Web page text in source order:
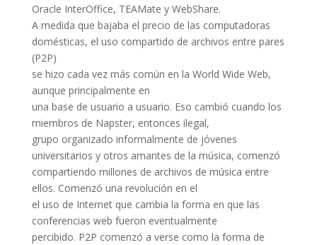
Oracle InterOffice, TEAMate y WebShare.
A medida que bajaba el precio de las computadoras
domésticas, el uso compartido de archivos entre pares
(P2P)
se hizo cada vez más común en la World Wide Web,
aunque principalmente en
una base de usuario a usuario. Eso cambió cuando los
miembros de Napster, entonces ilegal,
grupo organizado informalmente de jóvenes
universitarios y otros amantes de la música, comenzó
compartiendo millones de archivos de música entre
ellos. Comenzó una revolución en el
el uso de Internet que cambia la forma en que las
conferencias web fueron eventualmente
percibido. P2P comenzó a verse como la forma de